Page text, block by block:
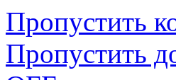
Пропустить
Пропустить